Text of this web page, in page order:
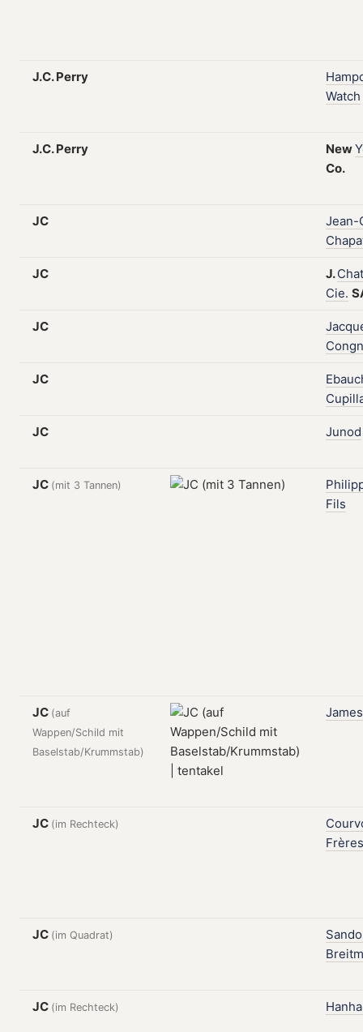
J.C. Perry
Watch
J.C. Perry New
Co.
JC
Jean-
JC J.
Cie.
JC
JC
JC Junod
JC (mit 3 Tannen)
Fils
JC (auf
Wappen/Schild mit
Baselstab/Krummstab)
James
JC (im Rechteck)
Frères
JC (im Quadrat)
JC (im Rechteck)